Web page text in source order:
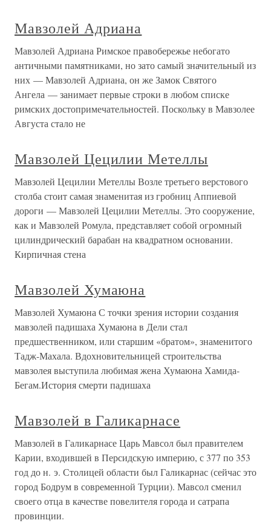
Мавзолей Адриана
Мавзолей Адриана Римское правобережье небогато
античными памятниками, но зато самый значительный из
них — Мавзолей Адриана, он же Замок Святого
Ангела — занимает первые строки в любом списке
римских достопримечательностей. Поскольку в Мавзолее
Августа стало не
Мавзолей Цецилии Метеллы
Мавзолей Цецилии Метеллы Возле третьего верстового
столба стоит самая знаменитая из гробниц Аппиевой
дороги — Мавзолей Цецилии Метеллы. Это сооружение,
как и Мавзолей Ромула, представляет собой огромный
цилиндрический барабан на квадратном основании.
Кирпичная стена
Мавзолей Хумаюна
Мавзолей Хумаюна С точки зрения истории создания
мавзолей падишаха Хумаюна в Дели стал
предшественником, или старшим «братом», знаменитого
Тадж-Махала. Вдохновительницей строительства
мавзолея выступила любимая жена Хумаюна Хамида-
Бегам.История смерти падишаха
Мавзолей в Галикарнасе
Мавзолей в Галикарнасе Царь Мавсол был правителем
Карии, входившей в Персидскую империю, с 377 по 353
год до н. э. Столицей области был Галикарнас (сейчас это
город Бодрум в современной Турции). Мавсол сменил
своего отца в качестве повелителя города и сатрапа
провинции.